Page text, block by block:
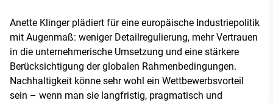
Anette Klinger plädiert für eine europäische Industriepolitik
mit Augenmaß: weniger Detailregulierung, mehr Vertrauen
in die unternehmerische Umsetzung und eine stärkere
Berücksichtigung der globalen Rahmenbedingungen.
Nachhaltigkeit könne sehr wohl ein Wettbewerbsvorteil
sein – wenn man sie langfristig, pragmatisch und